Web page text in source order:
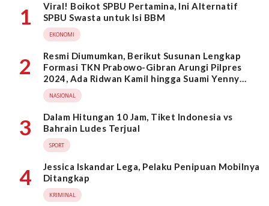
1
Viral! Boikot SPBU Pertamina, Ini Alternatif
SPBU Swasta untuk Isi BBM
EKONOMI
2
Resmi Diumumkan, Berikut Susunan Lengkap
Formasi TKN Prabowo-Gibran Arungi Pilpres
2024, Ada Ridwan Kamil hingga Suami Yenny
Wahid
NASIONAL
3
Dalam Hitungan 10 Jam, Tiket Indonesia vs
Bahrain Ludes Terjual
SPORT
4
Jessica Iskandar Lega, Pelaku Penipuan Mobilnya
Ditangkap
KRIMINAL